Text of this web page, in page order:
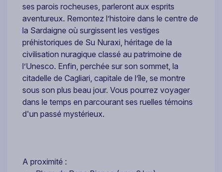
ses parois rocheuses, parleront aux esprits
aventureux. Remontez l’histoire dans le centre de
la Sardaigne où surgissent les vestiges
préhistoriques de Su Nuraxi, héritage de la
civilisation nuragique classé au patrimoine de
l’Unesco. Enfin, perchée sur son sommet, la
citadelle de Cagliari, capitale de l’île, se montre
sous son plus beau jour. Vous pourrez voyager
dans le temps en parcourant ses ruelles témoins
d'un passé mystérieux.
A proximité :